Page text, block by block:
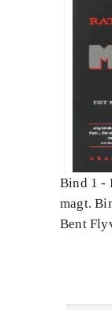
Bind 1 -
magt.
Bent